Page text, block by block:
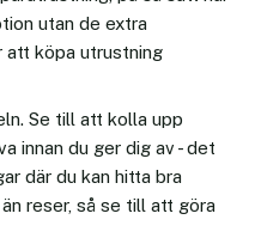
utan de extra
att köpa utrustning
Se till att kolla upp
innan du ger dig av - det
där du kan hitta bra
reser, så se till att göra